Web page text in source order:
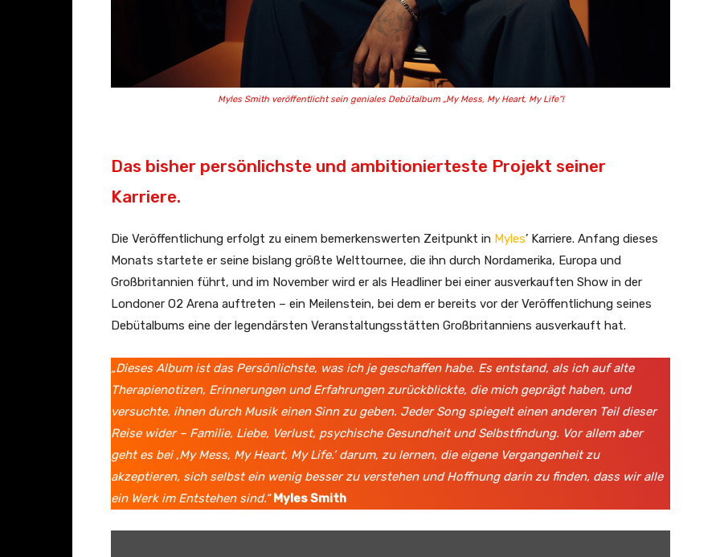
Myles Smith veröffentlicht sein geniales Debütalbum „My Mess, My Heart, My Life“!
Das bisher persönlichste und ambitionierteste Projekt seiner
Karriere.
Die Veröffentlichung erfolgt zu einem bemerkenswerten Zeitpunkt in Myles’ Karriere. Anfang dieses
Monats startete er seine bislang größte Welttournee, die ihn durch Nordamerika, Europa und
Großbritannien führt, und im November wird er als Headliner bei einer ausverkauften Show in der
Londoner O2 Arena auftreten – ein Meilenstein, bei dem er bereits vor der Veröffentlichung seines
Debütalbums eine der legendärsten Veranstaltungsstätten Großbritanniens ausverkauft hat.
„Dieses Album ist das Persönlichste, was ich je geschaffen habe. Es entstand, als ich auf alte
Therapienotizen, Erinnerungen und Erfahrungen zurückblickte, die mich geprägt haben, und
versuchte, ihnen durch Musik einen Sinn zu geben. Jeder Song spiegelt einen anderen Teil dieser
Reise wider – Familie, Liebe, Verlust, psychische Gesundheit und Selbstfindung. Vor allem aber
geht es bei ‚My Mess, My Heart, My Life.‘ darum, zu lernen, die eigene Vergangenheit zu
akzeptieren, sich selbst ein wenig besser zu verstehen und Hoffnung darin zu finden, dass wir alle
ein Werk im Entstehen sind.“ Myles Smith